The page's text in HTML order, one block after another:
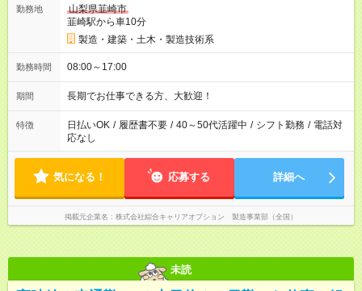
勤務地
山梨県韮崎市
韮崎駅から車10分
製造・建築・土木・製造技術系
勤務時間 08:00～17:00
期間 長期でお仕事できる方、大歓迎！
特徴 日払いOK / 履歴書不要 / 40～50代活躍中 / シフト勤務 / 電話対
応なし
気になる！ 応募する 詳細へ
掲載元企業名 株式会社綜合キャリアオプション 製造事業部（全国）
未読